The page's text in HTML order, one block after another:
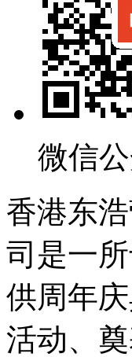
微信
香港东
司是一
供周年
活动、